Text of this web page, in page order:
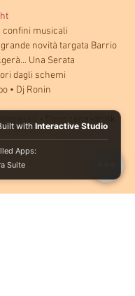
confini musicali
novità targata Barrio
Una Serata
dagli schemi
• Dj Ronin
• Dopo cena+drink
withInteractive Studio
Apps:
Suite